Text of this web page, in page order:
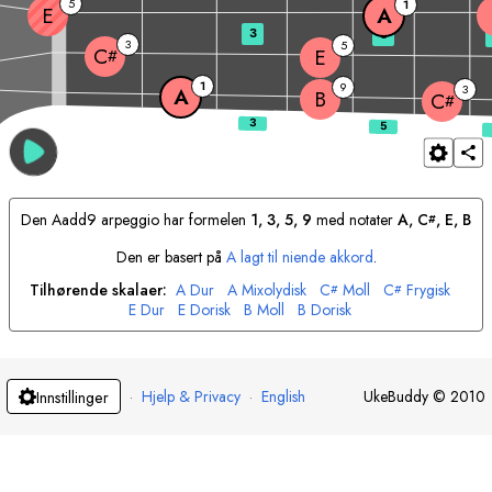
A 1 B 9
C# 3
C# 3 E 5
E A 1
3 5
Den Aadd9 arpeggio har formelen 1, 3, 5, 9 med notater A, C#, E, B
Den er basert på Alagt til niende akkord.
Tilhørende skalaer: A Dur A Mixolydisk C# Moll C# Frygisk
E Dur E Dorisk B Moll B Dorisk
Innstillinger · Hjelp & Privacy · English UkeBuddy © 2010